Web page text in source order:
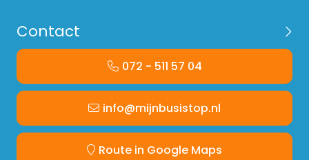
Contact
072 - 511 57 04
info@mijnbusistop.nl
Route in Google Maps